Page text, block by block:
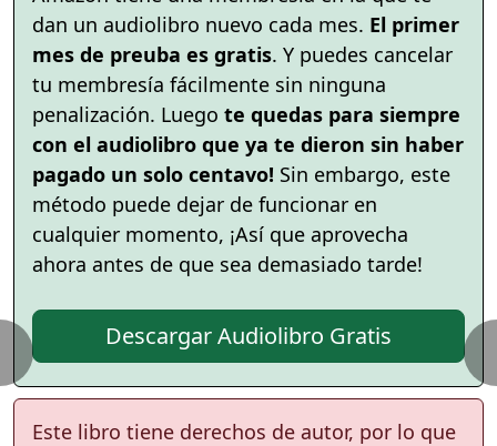
dan un audiolibro nuevo cada mes. El primer
mes de preuba es gratis. Y puedes cancelar
tu membresía fácilmente sin ninguna
penalización. Luego te quedas para siempre
con el audiolibro que ya te dieron sin haber
pagado un solo centavo! Sin embargo, este
método puede dejar de funcionar en
cualquier momento, ¡Así que aprovecha
ahora antes de que sea demasiado tarde!
Descargar Audiolibro Gratis
Este libro tiene derechos de autor, por lo que